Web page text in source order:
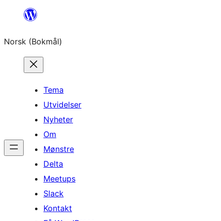
Hopp
innhold
Norsk (Bokmål)
Tema
Utvidelser
Nyheter
Om
Mønstre
Delta
Meetups
Slack
Kontakt